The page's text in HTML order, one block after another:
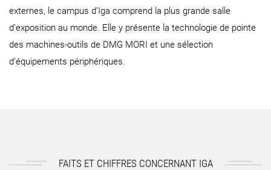
externes, le campus d’Iga comprend la plus grande salle
d’exposition au monde. Elle y présente la technologie de pointe
des machines-outils de DMG MORI et une sélection
d’équipements périphériques.
FAITS ET CHIFFRES CONCERNANT IGA